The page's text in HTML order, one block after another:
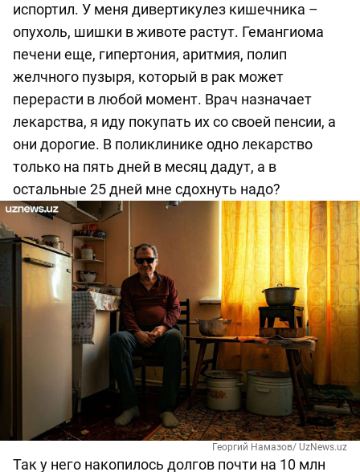
испортил. У меня дивертикулез кишечника –
опухоль, шишки в животе растут. Гемангиома
печени еще, гипертония, аритмия, полип
желчного пузыря, который в рак может
перерасти в любой момент. Врач назначает
лекарства, я иду покупать их со своей пенсии, а
они дорогие. В поликлинике одно лекарство
только на пять дней в месяц дадут, а в
остальные 25 дней мне сдохнуть надо?
Георгий Намазов/ UzNews.uz
Так у него накопилось долгов почти на 10 млн